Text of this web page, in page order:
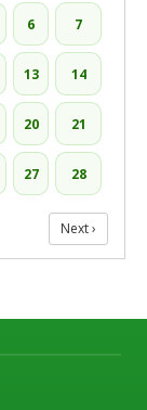
6 7
13 14
20 21
27 28
Next ›